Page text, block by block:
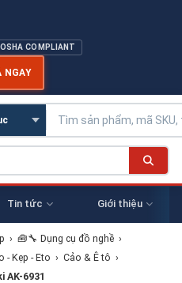
OSHA COMPLIANT
NGAY
Tin tức Giới thiệu
› 🧰🔧 Dụng cụ đồ nghề ›
- Kẹp - Eto › Cảo & Ê tô ›
AK-6931